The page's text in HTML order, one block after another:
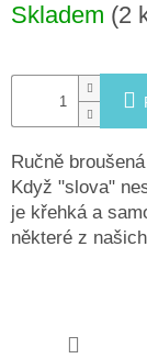
cena:
Skladem (2
Ručně
Když "slova"
je křehká a
některé z